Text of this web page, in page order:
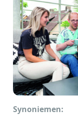
Synoniemen: